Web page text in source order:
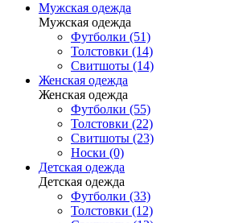
Мужская одежда
Мужская одежда
Футболки (51)
Толстовки (14)
Свитшоты (14)
Женская одежда
Женская одежда
Футболки (55)
Толстовки (22)
Свитшоты (23)
Носки (0)
Детская одежда
Детская одежда
Футболки (33)
Толстовки (12)